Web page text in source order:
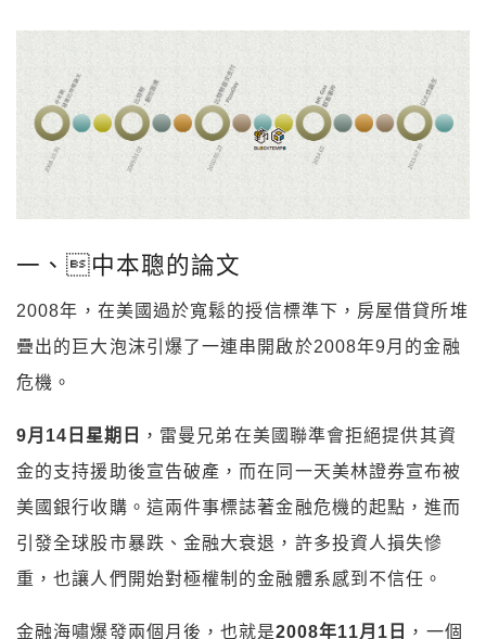
一、中本聰的論文
2008年，在美國過於寬鬆的授信標準下，房屋借貸所堆
疊出的巨大泡沫引爆了一連串開啟於2008年9月的金融
危機。
9月14 日星期日 ， 雷曼兄弟在美國聯準會拒絕提供其資
金的支持援助後宣告破產，而在同一天美林證券宣布被
美國銀行收購。這兩件事標誌著金融危機的起點，進而
引發全球股市暴跌、金融大衰退，許多投資人損失慘
重，也讓人們開始對極權制的金融體系感到不信任。
金融海嘯爆發兩個月後，也就是2008年11月1 日
，一個